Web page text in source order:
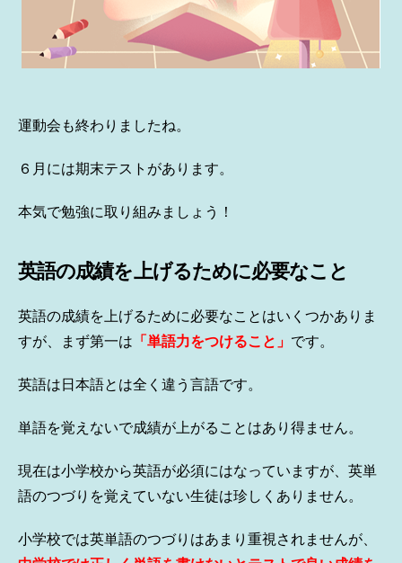
運動会も終わりましたね。
６月には期末テストがあります。
本気で勉強に取り組みましょう！
英語の成績を上げるために必要なこと
英語の成績を上げるために必要なことはいくつかありま
すが、まず第一は 「単語力をつけること」 です。
英語は日本語とは全く違う言語です。
単語を覚えないで成績が上がることはあり得ません。
現在は小学校から英語が必須にはなっていますが、英単
語のつづりを覚えていない生徒は珍しくありません。
小学校では英単語のつづりはあまり重視されませんが、